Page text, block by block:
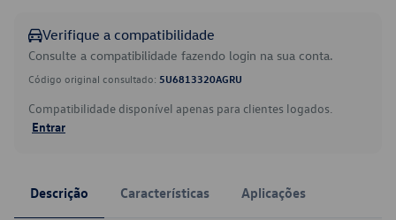
Verifique a compatibilidade
Consulte a compatibilidade fazendo login na sua conta.
Código original consultado: 5U6813320AGRU
Compatibilidade disponível apenas para clientes logados.
Entrar
Descrição Características Aplicações